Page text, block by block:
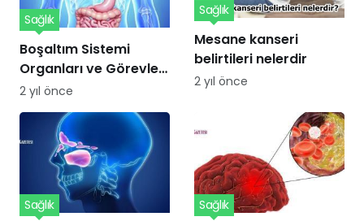
Boşaltım Sistemi
Organları ve Görevleri
Nelerdir?
Sağlık
2 yıl önce
Mesane kanseri
belirtileri nelerdir
Sağlık
2 yıl önce
Sağlık Sağlık